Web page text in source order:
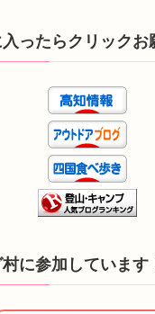
ったらクリック
に参加しています